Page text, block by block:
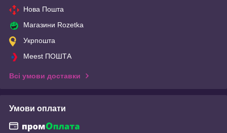
Нова Пошта
Магазини Rozetka
Укрпошта
Meest ПОШТА
Всі умови доставки
Умови оплати